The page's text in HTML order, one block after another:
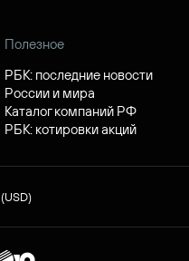
Полезное
РБК: последние новости
России и мира
Каталог компаний РФ
РБК: котировки акций